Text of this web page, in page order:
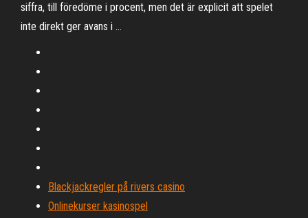
siffra, till föredöme i procent, men det är explicit att spelet
inte direkt ger avans i …
Blackjackregler på rivers casino
Onlinekurser kasinospel